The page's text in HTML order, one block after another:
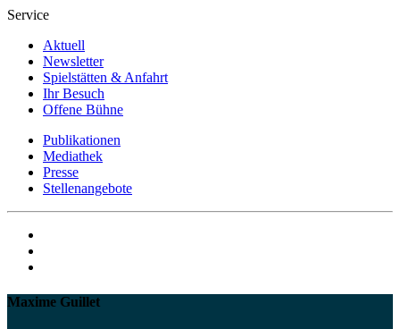
Service
Aktuell
Newsletter
Spielstätten & Anfahrt
Ihr Besuch
Offene Bühne
Publikationen
Mediathek
Presse
Stellenangebote
Maxime Guillet